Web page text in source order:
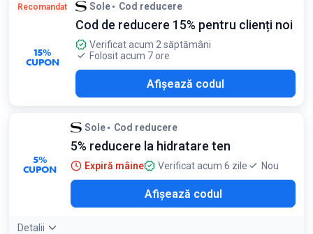
Recomandat
15%
CUPON
Sole Cod reducere
Cod de reducere 15% pentru clienți noi
Verificat acum 2 săptămâni
Folosit acum 7 ore
Afișează codul
5%
CUPON
Sole Cod reducere
5% reducere la hidratare ten
Expiră mâine Verificat acum 6 zile Nou
Afișează codul
Detalii